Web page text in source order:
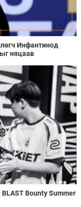
Инфантинод
няцаав
Bounty Summer